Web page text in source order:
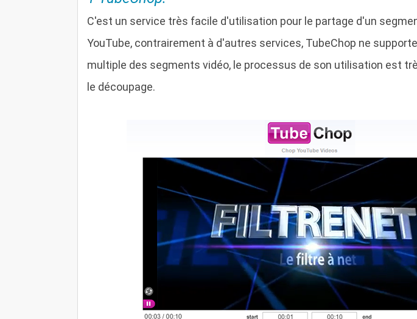
C'est un service très facile d'utilisation pour le partage d'un
YouTube, contrairement à d'autres services, TubeChop ne
multiple des segments vidéo, le processus de son utilisation est
le découpage.